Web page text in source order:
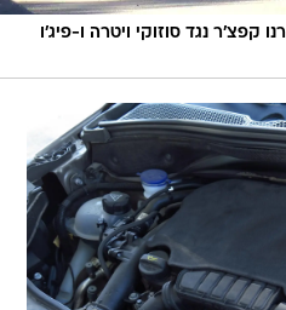
קפצ'ר נגד סוזוקי ויטרה ו-פיג'ו